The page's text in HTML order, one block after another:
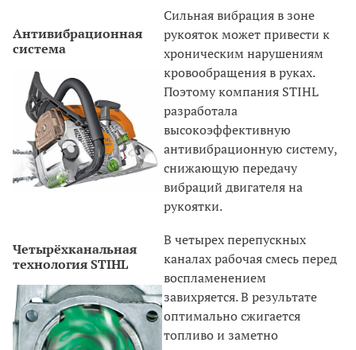
Антивибрационная
система
Сильная вибрация в зоне
рукояток может привести к
хроническим нарушениям
кровообращения в руках.
Поэтому компания STIHL
разработала
высокоэффективную
антивибрационную систему,
снижающую передачу
вибраций двигателя на
рукоятки.
Четырёхканальная
технология STIHL
В четырех перепускных
каналах рабочая смесь перед
воспламенением
завихряется. В результате
оптимально сжигается
топливо и заметно